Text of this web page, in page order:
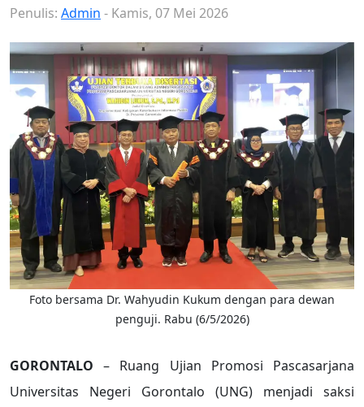
Penulis: Admin - Kamis, 07 Mei 2026
Foto bersama Dr. Wahyudin Kukum dengan para dewan
penguji. Rabu (6/5/2026)
GORONTALO – Ruang Ujian Promosi Pascasarjana
Universitas Negeri Gorontalo (UNG) menjadi saksi